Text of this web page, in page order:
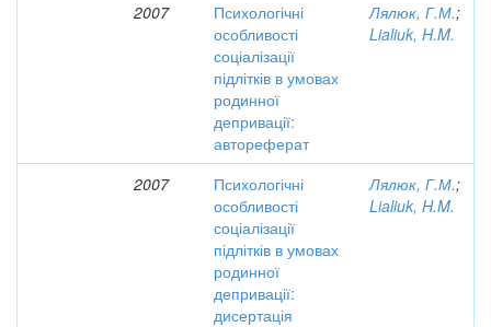
2007
Психологічні
особливості
соціалізації
підлітків в умовах
родинної
депривації:
автореферат
Лялюк, Г.М.;
Lialiuk, H.M.
2007
Психологічні
особливості
соціалізації
підлітків в умовах
родинної
депривації:
дисертація
Лялюк, Г.М.;
Lialiuk, H.M.